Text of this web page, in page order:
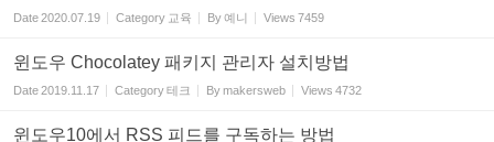
Date2020.07.19 Category 교육 By예니 Views 7459
윈도우 Chocolatey 패키지 관리자 설치방법
Date2019.11.17 Category테크 Bymakersweb Views 4732
윈도우10에서 RSS 피드를 구독하는 방법